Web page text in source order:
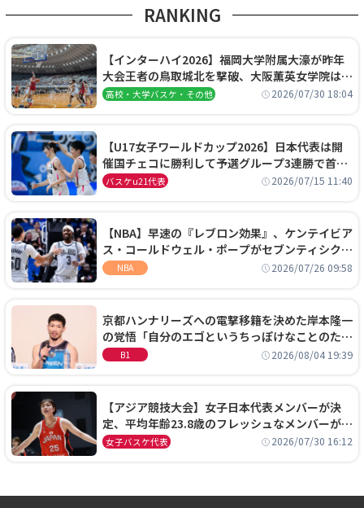
RANKING
【インターハイ2026】福岡大学附属大濠が昨年
大会王者の鳥取城北を撃破、大阪薫英女学院は岐
阜女子に完勝、大会3日目試合結果
高校・大学バスケ・その他 2026/07/30 18:04
【U17女子ワールドカップ2026】日本代表は開
催国チェコに勝利して予選グループ3連勝で首位
通過！準々決勝の相手はエジプトに決定
バスケu21代表 2026/07/15 11:40
【NBA】早速の『レブロン効果』、ケンテイビア
ス・コールドウェル・ポープがセブンティシクサ
ーズに1年契約で加入
NBA 2026/07/26 09:58
京都ハンナリーズへの電撃移籍を決めた岸本隆一
の覚悟「自分のエゴというちっぽけなことのため
に、京都に来たわけではない」
B1 2026/08/04 19:39
【アジア競技大会】女子日本代表メンバーが決
定、平均年齢23.8歳のフレッシュなメンバーが日
本開催の大舞台で頂点を狙う
女子バスケ代表 2026/07/30 16:12